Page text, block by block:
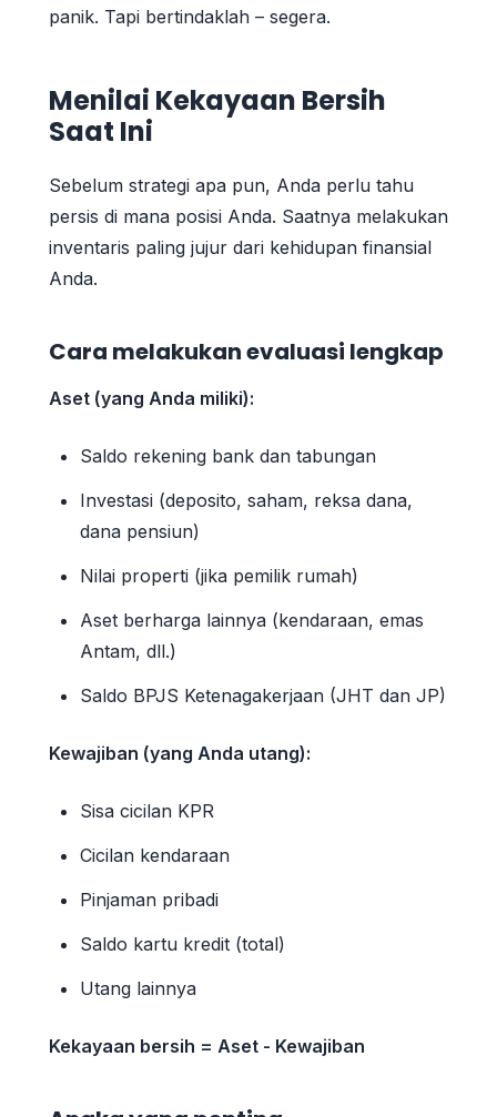
panik. Tapi bertindaklah – segera.
Menilai Kekayaan Bersih
Saat Ini
Sebelum strategi apa pun, Anda perlu tahu
persis di mana posisi Anda. Saatnya melakukan
inventaris paling jujur dari kehidupan finansial
Anda.
Cara melakukan evaluasi lengkap
Aset (yang Anda miliki):
Saldo rekening bank dan tabungan
Investasi (deposito, saham, reksa dana,
dana pensiun)
Nilai properti (jika pemilik rumah)
Aset berharga lainnya (kendaraan, emas
Antam, dll.)
Saldo BPJS Ketenagakerjaan (JHT dan JP)
Kewajiban (yang Anda utang):
Sisa cicilan KPR
Cicilan kendaraan
Pinjaman pribadi
Saldo kartu kredit (total)
Utang lainnya
Kekayaan bersih = Aset - Kewajiban